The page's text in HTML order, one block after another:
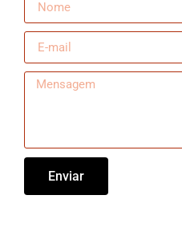
Enviar